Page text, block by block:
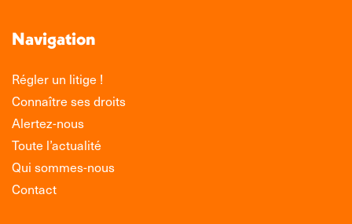
Navigation
Régler un litige !
Connaître ses droits
Alertez-nous
Toute l’actualité
Qui sommes-nous
Contact